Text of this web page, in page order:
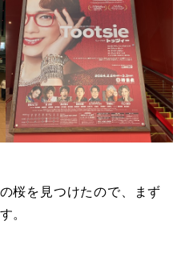
桜を見つけたので、まず
。